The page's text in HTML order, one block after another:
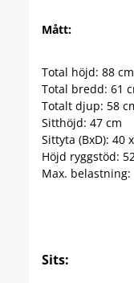
Mått:
Total höjd: 88 cm
Total bredd: 61
Totalt djup: 58
Sitthöjd: 47 cm
Sittyta (BxD): 40
Höjd ryggstöd:
Max. belastning:
Sits: